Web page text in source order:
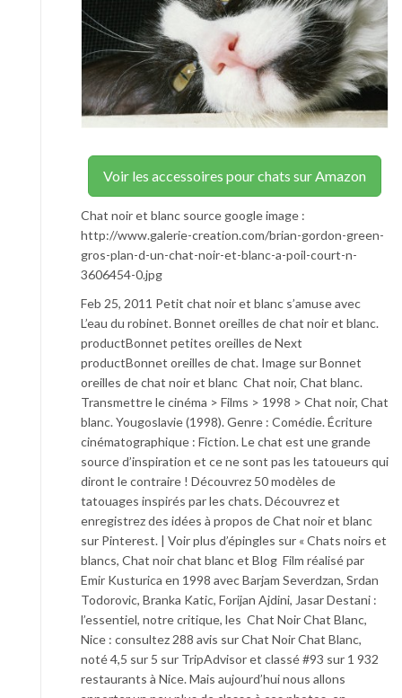
Voir les accessoires pour chats sur Amazon
Chat noir et blanc source google image :
http://www.galerie-creation.com/brian-gordon-green-
gros-plan-d-un-chat-noir-et-blanc-a-poil-court-n-
3606454-0.jpg
Feb 25, 2011 Petit chat noir et blanc s’amuse avec
L’eau du robinet. Bonnet oreilles de chat noir et blanc.
productBonnet petites oreilles de Next
productBonnet oreilles de chat. Image sur Bonnet
oreilles de chat noir et blanc Chat noir, Chat blanc.
Transmettre le cinéma > Films > 1998 > Chat noir, Chat
blanc. Yougoslavie (1998). Genre : Comédie. Écriture
cinématographique : Fiction. Le chat est une grande
source d’inspiration et ce ne sont pas les tatoueurs qui
diront le contraire ! Découvrez 50 modèles de
tatouages inspirés par les chats. Découvrez et
enregistrez des idées à propos de Chat noir et blanc
sur Pinterest. | Voir plus d’épingles sur « Chats noirs et
blancs, Chat noir chat blanc et Blog Film réalisé par
Emir Kusturica en 1998 avec Barjam Severdzan, Srdan
Todorovic, Branka Katic, Forijan Ajdini, Jasar Destani :
l’essentiel, notre critique, les Chat Noir Chat Blanc,
Nice : consultez 288 avis sur Chat Noir Chat Blanc,
noté 4,5 sur 5 sur TripAdvisor et classé #93 sur 1 932
restaurants à Nice. Mais aujourd’hui nous allons